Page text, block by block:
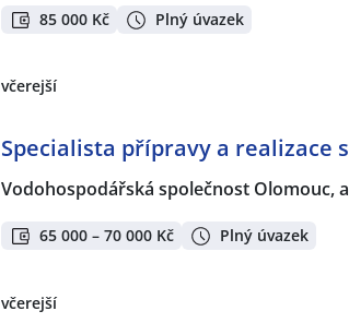
85 000 Kč Plný úvazek
včerejší
Specialista přípravy a realizace
Vodohospodářská společnost Olomouc,
65 000 – 70 000 Kč Plný úvazek
včerejší